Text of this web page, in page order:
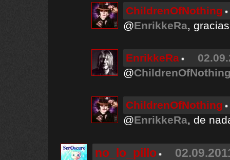
ChildrenOfNothing
@EnrikkeRa,
EnrikkeRa
@
ChildrenOfNothing
@EnrikkeRa, de
no_lo_pillo